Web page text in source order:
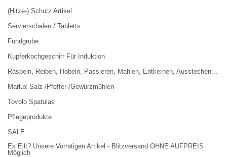
(Hitze-) Schutz Artikel
Servierschalen / Tabletts
Fundgrube
Kupferkochgeschirr Für Induktion
Raspeln, Reiben, Hobeln, Passieren, Mahlen, Entkernen, Ausstechen...
Marlux Salz-/Pfeffer-/Gewürzmühlen
Tovolo Spatulas
Pflegeprodukte
SALE
Es Eilt? Unsere Vorrätigen Artikel - Blitzversand OHNE AUFPREIS
Möglich